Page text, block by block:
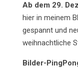
Ab dem 29.
hier in meinem
gespannt und
weihnachtliche
Bilder-